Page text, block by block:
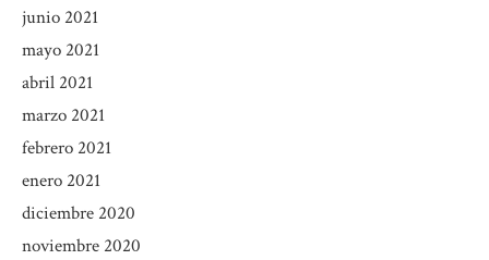
junio 2021
mayo 2021
abril 2021
marzo 2021
febrero 2021
enero 2021
diciembre 2020
noviembre 2020